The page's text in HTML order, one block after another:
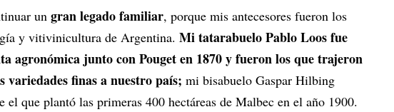
un gran legado familiar, porque mis antecesores fueron los
y vitivinicultura de Argentina. Mi tatarabuelo Pablo Loos fue
agronómica junto con Pouget en 1870 y fueron los que trajeron
variedades finas a nuestro país; mi bisabuelo Gaspar Hilbing
el que plantó las primeras 400 hectáreas de Malbec en el año 1900.